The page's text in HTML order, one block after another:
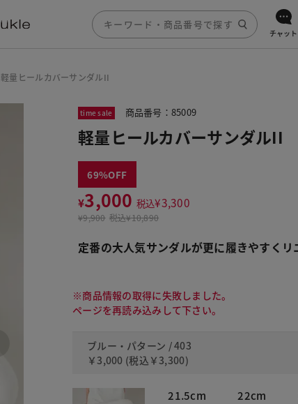
チャット
軽量ヒールカバーサンダルII
time sale 商品番号：85009
軽量ヒールカバーサンダルII
69
¥3,000 税込¥3,300
¥9,900 税込¥10,890
定番の大人気サンダルが更に履きやすくリ
※商品情報の取得に失敗しました。
ページを再読み込みして下さい。
ブルー・パターン / 403
￥3,000 (税込 ￥3,300)
21.5cm 22cm